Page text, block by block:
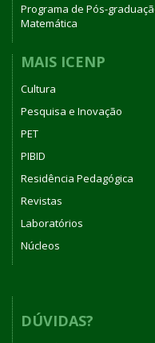
Programa de Pós-
Matemática
MAIS ICENP
Cultura
Pesquisa e Inovação
PET
PIBID
Residência Pedagógica
Revistas
Laboratórios
Núcleos
DÚVIDAS?